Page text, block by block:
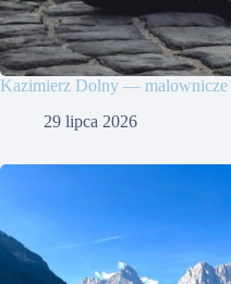
Kazimierz Dolny — malownicze
29 lipca 2026